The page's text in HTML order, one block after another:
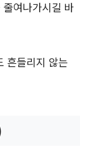
여나가시길 바
흔들리지 않는